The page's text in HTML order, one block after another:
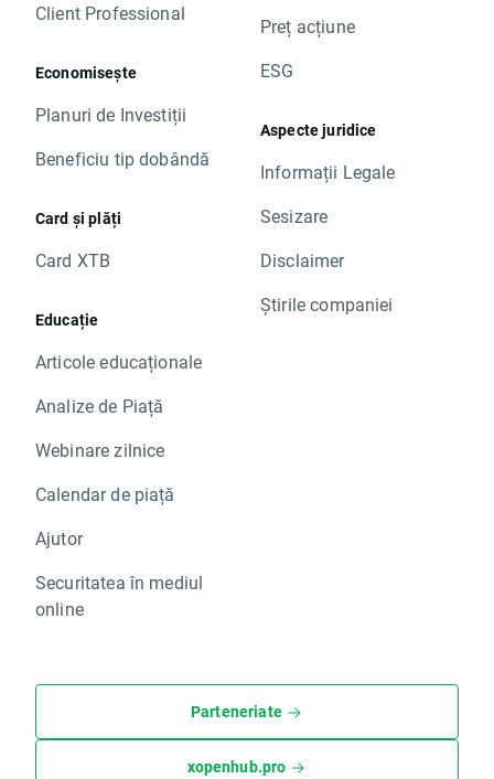
Client Professional
Economisește
Planuri de Investiții
Beneficiu tip dobândă
Card și plăți
Card XTB
Educație
Articole educaționale
Analize de Piață
Webinare zilnice
Calendar de piață
Ajutor
Securitatea în mediul
online
Preț acțiune
ESG
Aspecte juridice
Informații Legale
Sesizare
Disclaimer
Știrile companiei
Parteneriate
xopenhub.pro